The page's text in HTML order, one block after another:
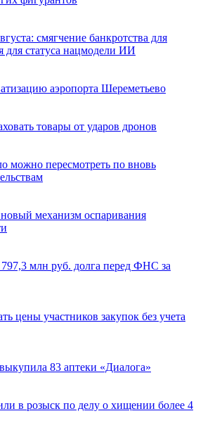
смягчение банкротства для
для статуса нацмодели ИИ
аэропорта Шереметьево
товары от ударов дронов
можно пересмотреть по вновь
механизм оспаривания
797,3 млн руб. долга перед ФНС за
цены участников закупок без учета
83 аптеки «Диалога»
в розыск по делу о хищении более 4